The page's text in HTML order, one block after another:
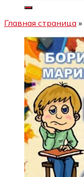
Главная страница »